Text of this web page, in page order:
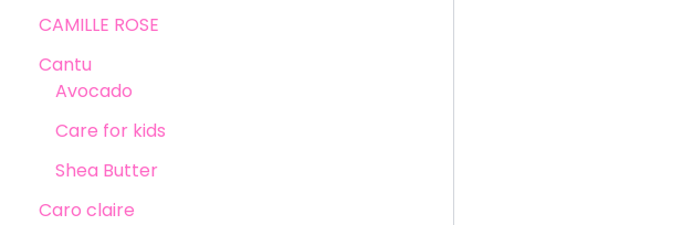
CAMILLE ROSE
Cantu
Avocado
Care for kids
Shea Butter
Caro claire